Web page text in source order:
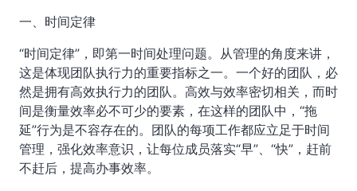
一、时间定律
“时间定律”，即第一时间处理问题。从管理的角度来讲，
这是体现团队执行力的重要指标之一。一个好的团队，必
然是拥有高效执行力的团队。高效与效率密切相关，而时
间是衡量效率必不可少的要素，在这样的团队中，“拖
延”行为是不容存在的。团队的每项工作都应立足于时间
管理，强化效率意识，让每位成员落实“早”、“快”，赶前
不赶后，提高办事效率。